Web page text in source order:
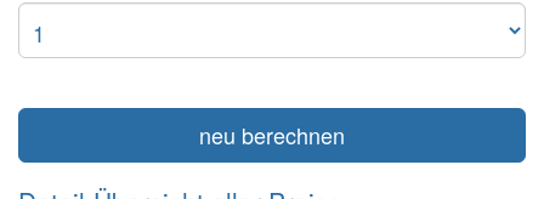
neu berechnen